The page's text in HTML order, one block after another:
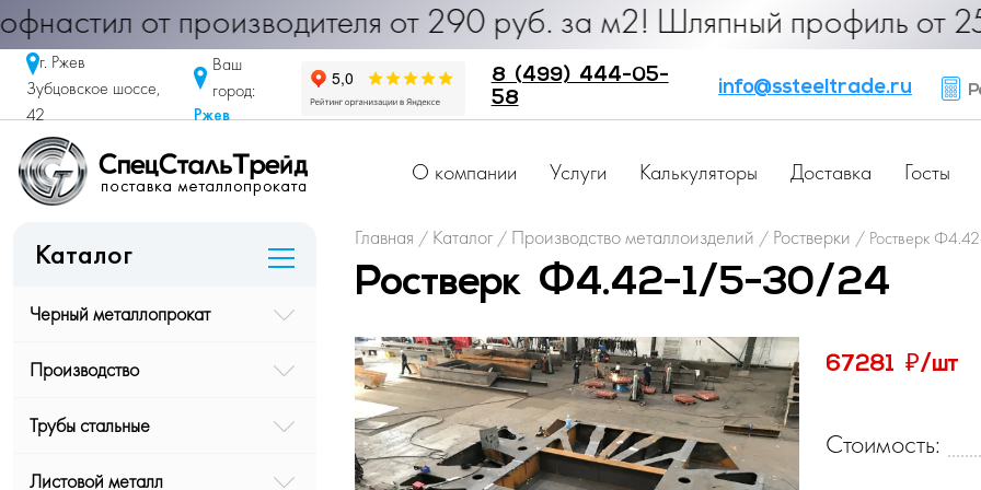
от производителя от 290 руб. за м2! Шляпный профиль
г. Ржев
Зубцовское шоссе,
42
Ваш
город:
Ржев
8 (499) 444-05-
58
info@ssteeltrade.ru
О компании Услуги Калькуляторы Доставка Госты
Каталог
Черный металлопрокат
Производство
Трубы стальные
Листовой металл
Главная / Каталог / Производство металлоизделий / Ростверки / Ростверк
Ростверк Ф4.42-1/5-30/24
67281 ₽/шт
Стоимость: